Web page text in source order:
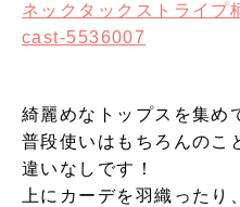
ネックタックストライプ
cast-5536007
綺麗めなトップスを集め
普段使いはもちろんのこ
違いなしです！
上にカーデを羽織った